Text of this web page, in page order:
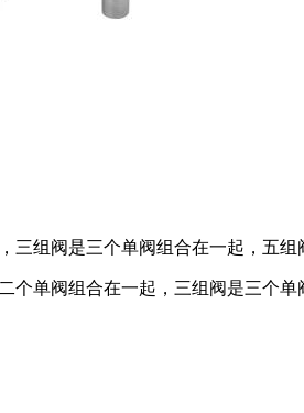
组阀是三个单阀组合在一起，五组
单阀组合在一起，三组阀是三个单